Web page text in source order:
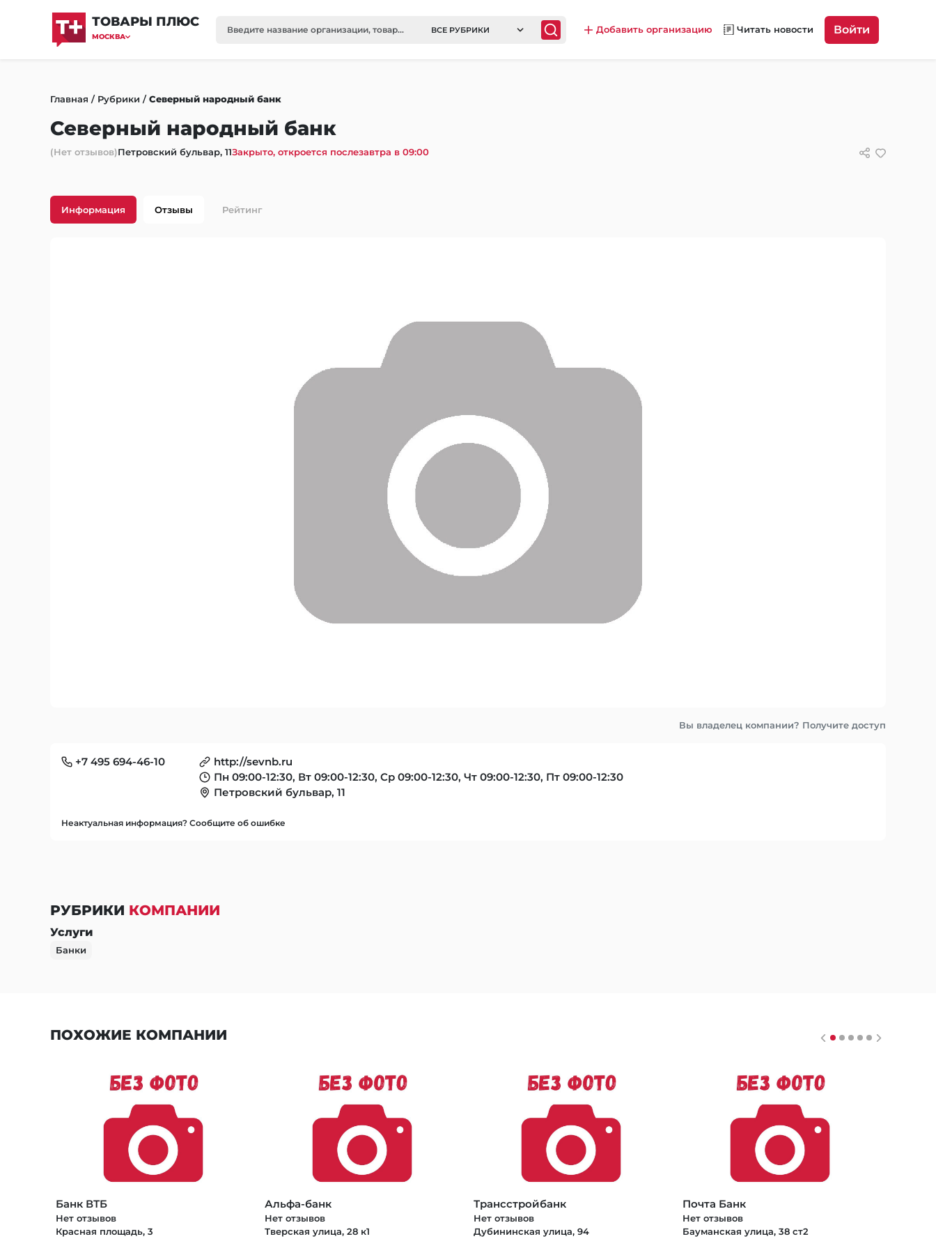
ТОВАРЫ ПЛЮС
МОСКВА
ВСЕ РУБРИКИ Добавить организацию Читать новости Войти
Главная / Рубрики /Северный народный банк
Северный народный банк
(Нет отзывов)Петровский бульвар, 11Закрыто, откроется послезавтра в 09:00
Информация Отзывы Рейтинг
Вы владелец компании? Получите доступ
+7 495 694-46-10
http://sevnb.ru
Пн 09:00-12:30, Вт 09:00-12:30, Ср 09:00-12:30, Чт 09:00-12:30, Пт 09:00-12:30
Петровский бульвар, 11
Неактуальная информация? Сообщите об ошибке
РУБРИКИ КОМПАНИИ
Услуги
Банки
ПОХОЖИЕ КОМПАНИИ
Банк ВТБ
Нет отзывов
Красная площадь, 3
Альфа-банк
Нет отзывов
Тверская улица, 28 к1
Трансстройбанк
Нет отзывов
Дубининская улица, 94
Почта Банк
Нет отзывов
Бауманская улица, 38 ст2